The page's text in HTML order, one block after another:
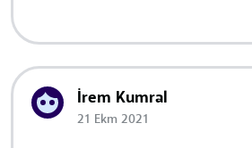
İrem Kumral
21 Ekm 2021